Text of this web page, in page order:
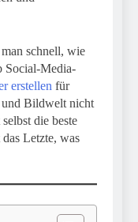
schnell, wie
Social-Media-
erstellen für
und Bildwelt nicht
die beste
Letzte, was